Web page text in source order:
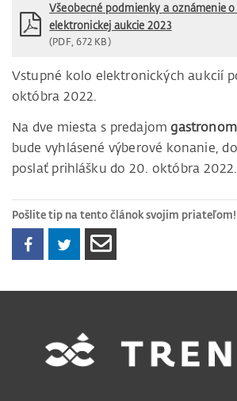
Všeobecné podmienky a oznámenie
elektronickej aukcie 2023
(PDF, 672 KB)
Vstupné kolo elektronických aukcií
októbra 2022.
Na dve miesta s predajom
bude vyhlásené výberové konanie,
poslať prihlášku do 20. októbra 2022.
Pošlite tip na tento článok svojim priateľom!